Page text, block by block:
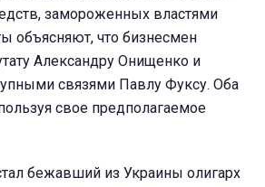
замороженных властями
объясняют, что бизнесмен
Александру Онищенко и
связями Павлу Фуксу. Оба
свое предполагаемое
бежавший из Украины олигарх